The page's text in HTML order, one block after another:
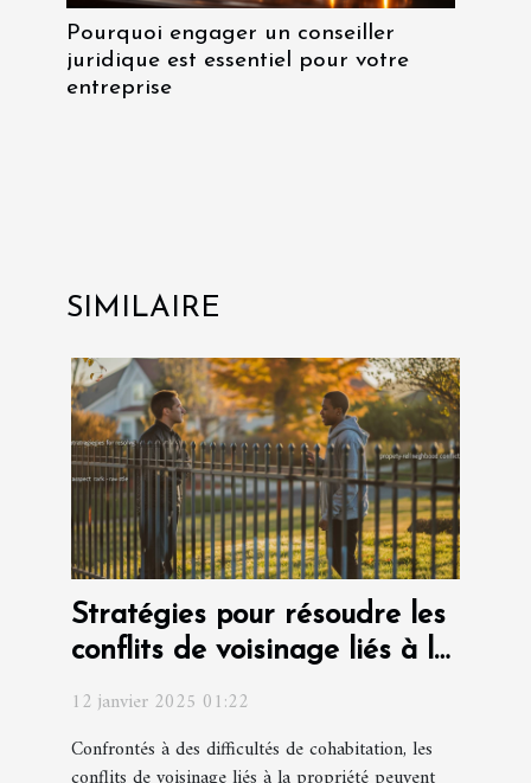
Pourquoi engager un conseiller
juridique est essentiel pour votre
entreprise
SIMILAIRE
Stratégies pour résoudre les
conflits de voisinage liés à la
propriété
12 janvier 2025 01:22
Confrontés à des difficultés de cohabitation, les